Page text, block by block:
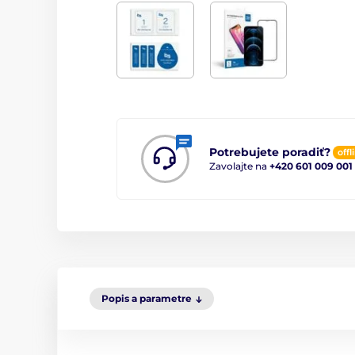
Potrebujete poradiť?
Zavolajte na +420 601 009 001
Popis a parametre